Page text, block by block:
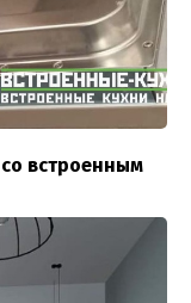
встроенным